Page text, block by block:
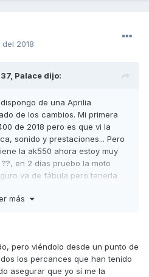
2018
Palace dijo:
de una Aprilia
de los cambios. Mi primera
de 2018 pero es que vi la
sonido y prestaciones... Pero
la ak550 ahora estoy muy
en 2 días pruebo la moto
va de fábula pero tenerla
más
pero viéndolo desde un punto de
los percances que han tenido
asegurar que yo sí me la